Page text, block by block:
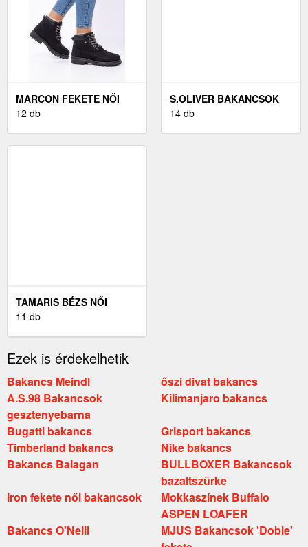
MARCON FEKETE NŐI
BAKANCSOK
12 db
S.OLIVER BAKANCSOK
BARNA
14 db
TAMARIS BÉZS NŐI
BAKANCS
11 db
Ezek is érdekelhetik
Bakancs Meindl
őszi divat bakancs
A.S.98 Bakancsok
gesztenyebarna
Kilimanjaro bakancs
Bugatti bakancs
Grisport bakancs
Timberland bakancs
Nike bakancs
Bakancs Balagan
BULLBOXER Bakancsok
bazaltszürke
Iron fekete női bakancsok
Mokkaszínek Buffalo
ASPEN LOAFER
Bakancs O'Neill
MJUS Bakancsok 'Doble'